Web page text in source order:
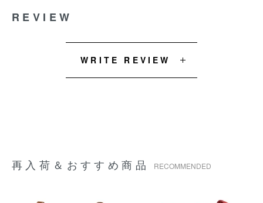
REVIEW
WRITE REVIEW
再入荷＆おすすめ商品 RECOMMENDED